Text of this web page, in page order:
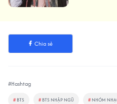
Chia sẻ
#Hashtag
# BTS # BTS NHẬP NGŨ # NHÓM